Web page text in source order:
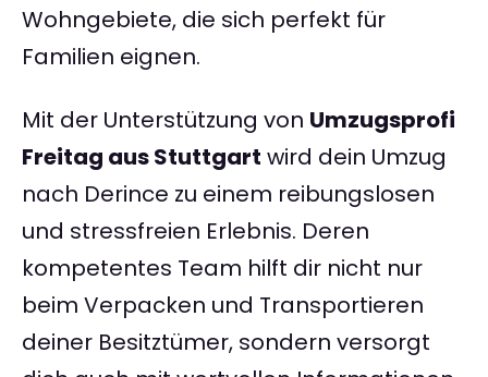
Wohngebiete, die sich perfekt für
Familien eignen.
Mit der Unterstützung von Umzugsprofi
Freitag aus Stuttgart wird dein Umzug
nach Derince zu einem reibungslosen
und stressfreien Erlebnis. Deren
kompetentes Team hilft dir nicht nur
beim Verpacken und Transportieren
deiner Besitztümer, sondern versorgt